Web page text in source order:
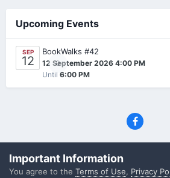
Upcoming Events
SEP
12 0
BookWalks #42
12 September 2026 4:00 PM
Until 6:00 PM
(C) SFF.gr, All rights
Powered by Invision
Important Information
You agree to the Terms of Use, Privacy